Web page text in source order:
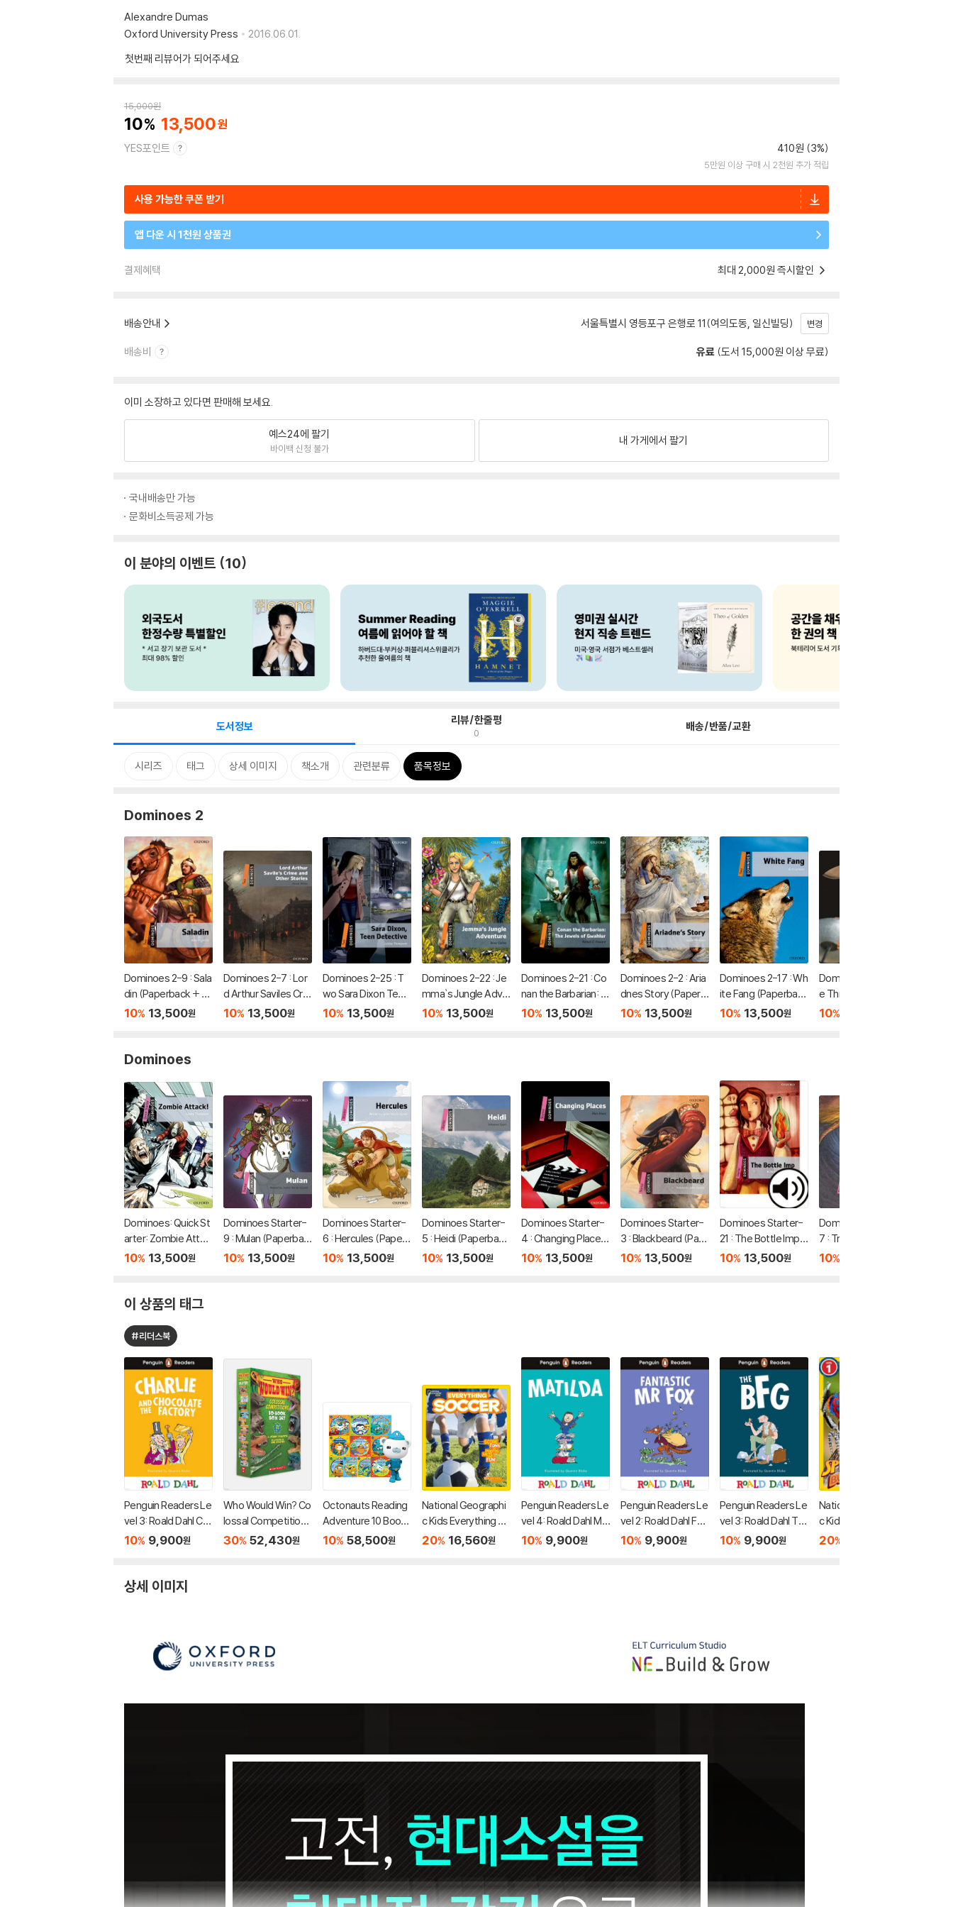
Alexandre Dumas
Oxford University Press
2016.06.01.
첫번째 리뷰어가 되어주세요
15,000원
10 13,500
YES포인트 410원 (3%)
5만원 이상 구매 시 2천원 추가 적립
사용 가능한 쿠폰 받기
앱 다운 시 1천원 상품권
결제혜택 최대 2,000원 즉시할인
배송안내 서울특별시 영등포구 은행로 11(여의도동, 일신빌딩) 변경
배송비 유료 (도서 15,000원 이상 무료)
이미 소장하고 있다면 판매해 보세요.
예스24에 팔기
바이백 신청 불가
내 가게에서 팔기
국내배송만 가능
문화비소득공제 가능
이 분야의 이벤트 10
도서정보 리뷰/한줄평
0 배송/반품/교환
시리즈 태그 상세 이미지 책소개 관련분류 품목정보
Dominoes 2
Dominoes 2-9 : Sala
din (Paperback + M
P3 Pack)
10% 13,500원
Dominoes 2-7 : Lor
d Arthur Saviles Cri
me and Other Storie
10% 13,500원
Dominoes 2-25 : T
wo Sara Dixon Teen
Detective (Paperba
10% 13,500원
Dominoes 2-22 : Je
mma`s Jungle Adve
nture (Paperback +
10% 13,500원
Dominoes 2-21 : Co
nan the Barbarian: J
ewels of Gawahlur
10% 13,500원
Dominoes 2-2 : Aria
dnes Story (Paperb
ack + MP3 Pack)
10% 13,500원
Dominoes 2-17 : Wh
ite Fang (Paperback
+ MP3 Pack)
10% 13,500원
Dominoes 2-14 : Th
e Three Musketeer
s (Paperback + MP
10%
Dominoes
Dominoes: Quick St
arter: Zombie Attac
k! Audio Pack
10% 13,500원
Dominoes Starter-
9 : Mulan (Paperbac
k + MP3 Pack)
10% 13,500원
Dominoes Starter-
6 : Hercules (Paperb
ack + MP3 Pack)
10% 13,500원
Dominoes Starter-
5 : Heidi (Paperback
+ MP3 Pack)
10% 13,500원
Dominoes Starter-
4 : Changing Places
(Paperback + MP3
10% 13,500원
Dominoes Starter-
3 : Blackbeard (Pap
erback + MP3 Pac
10% 13,500원
Dominoes Starter-
21 : The Bottle Imp
(Paperback + MP3
10% 13,500원
Dominoes Starter-1
7 : Tristan and Isolde
(Paperback + MP3
10%
이 상품의 태그
#리더스북
Penguin Readers Le
vel 3: Roald Dahl Ch
arlie and the Chocol
10% 9,900원
Who Would Win? Co
lossal Competition
s! (10-Book Box Se
30% 52,430원
Octonauts Reading
Adventure 10 Book
s Set (세이펜호환/Q
10% 58,500원
National Geographi
c Kids Everything So
ccer
20% 16,560원
Penguin Readers Le
vel 4: Roald Dahl Ma
tilda (ELT Graded R
10% 9,900원
Penguin Readers Le
vel 2: Roald Dahl Fan
tastic Mr Fox (ELT G
10% 9,900원
Penguin Readers Le
vel 3: Roald Dahl Th
e BFG (ELT Graded
10% 9,900원
National Geographi
c Kids Readers Lev
el 1 : Marvel's Spider
20%
상세 이미지